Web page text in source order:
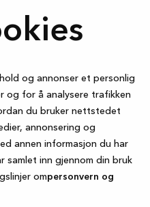
og annonser et personlig
og for å analysere trafikken
du bruker nettstedet
annonsering og
annen informasjon du har
samlet inn gjennom din bruk
ompersonvern og
www.kvik.no (see the